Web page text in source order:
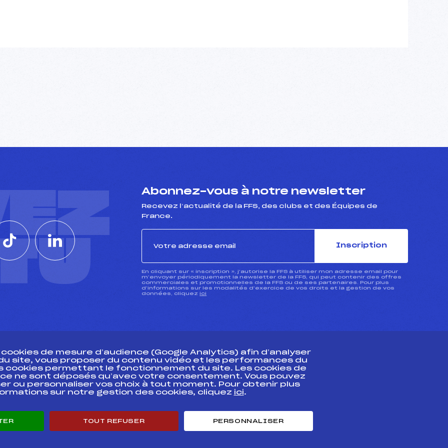
Abonnez-vous à notre newsletter
Recevez l’actualité de la FFS, des clubs et des Équipes de
France.
Inscription
En cliquant sur « inscription », j’autorise la FFS à utiliser mon adresse email pour
m’envoyer périodiquement la newsletter de la FFS, qui peut contenir des offres
commerciales et promotionnelles de la FFS ou de ses partenaires. Pour plus
d’informations sur les modalités d’exercice de vos droits et la gestion de vos
données, cliquez ici
Pass’Neige
Projet sportif fédéral
Pôle vie de l’athlète
Enseignement professionnel
de mesure d’audience (Google Analytics) afin d’analyser
site, vous proposer du contenu vidéo et les performances du
cookies permettant le fonctionnement du site. Les cookies de
ne sont déposés qu’avec votre consentement. Vous pouvez
ou personnaliser vos choix à tout moment. Pour obtenir plus
sur notre gestion des cookies, cliquez ici.
TOUT REFUSER PERSONNALISER